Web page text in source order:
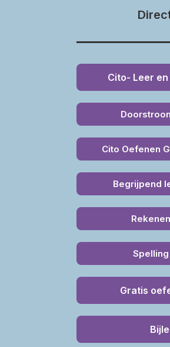
Cito- Leer
Cito Oefenen
Begrijpend
Gratis